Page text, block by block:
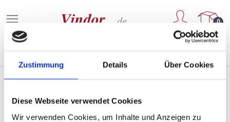
Zustimmung Details Über Cookies
Diese Webseite verwendet Cookies
Wir verwenden Cookies, um Inhalte und Anzeigen zu
Zum Hauptinhalt springen
0
Weine von Château de Lavisan